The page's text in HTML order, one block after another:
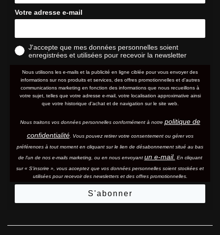
Votre adresse e-mail
J'accepte que mes données personnelles soient
enregistrées et utilisées pour recevoir la newsletter
Nous utilisons les e-mails et la publicité en ligne ciblée pour vous envoyer des
informations sur nos produits et services, des offres promotionnelles et d'autres
communications marketing en fonction des informations que nous recueillons à
votre sujet, telles que votre adresse e-mail, votre localisation approximative ainsi
que votre historique d'achat et de navigation sur le site web.
Nous traitons vos données personnelles conformément à notre politique de
confidentialité. Vous pouvez retirer votre consentement ou gérer vos
préférences à tout moment en cliquant sur le lien de désabonnement situé au bas
de l'un de nos e-mails marketing, ou en nous envoyant un e-mail. En cliquant
sur « S'inscrire », vous acceptez que vos données personnelles soient stockées et
utilisées pour recevoir des newsletters et des offres promotionnelles.
S'abonner